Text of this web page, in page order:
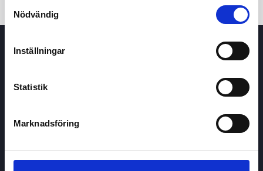
Nödvändig
Inställningar
Statistik
Marknadsföring
OmAktiekampen